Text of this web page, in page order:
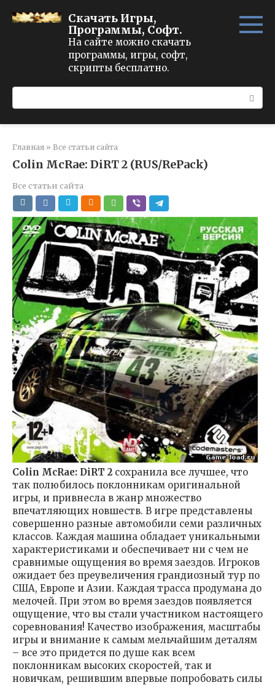
Скачать Игры,
Программы, Софт.
На сайте можно скачать
программы, игры, софт,
скрипты бесплатно.
Главная » Все статьи сайта
Colin McRae: DiRT 2 (RUS/RePack)
Все статьи сайта
Colin McRae: DiRT 2 сохранила все лучшее, что
так полюбилось поклонникам оригинальной
игры, и привнесла в жанр множество
впечатляющих новшеств. В игре представлены
совершенно разные автомобили семи различных
классов. Каждая машина обладает уникальными
характеристиками и обеспечивает ни с чем не
сравнимые ощущения во время заездов. Игроков
ожидает без преувеличения грандиозный тур по
США, Европе и Азии. Каждая трасса продумана до
мелочей. При этом во время заездов появляется
ощущение, что вы стали участником настоящего
соревнования! Качество изображения, масштабы
игры и внимание к самым мельчайшим деталям
– все это придется по душе как всем
поклонникам высоких скоростей, так и
новичкам, решившим впервые попробовать силы